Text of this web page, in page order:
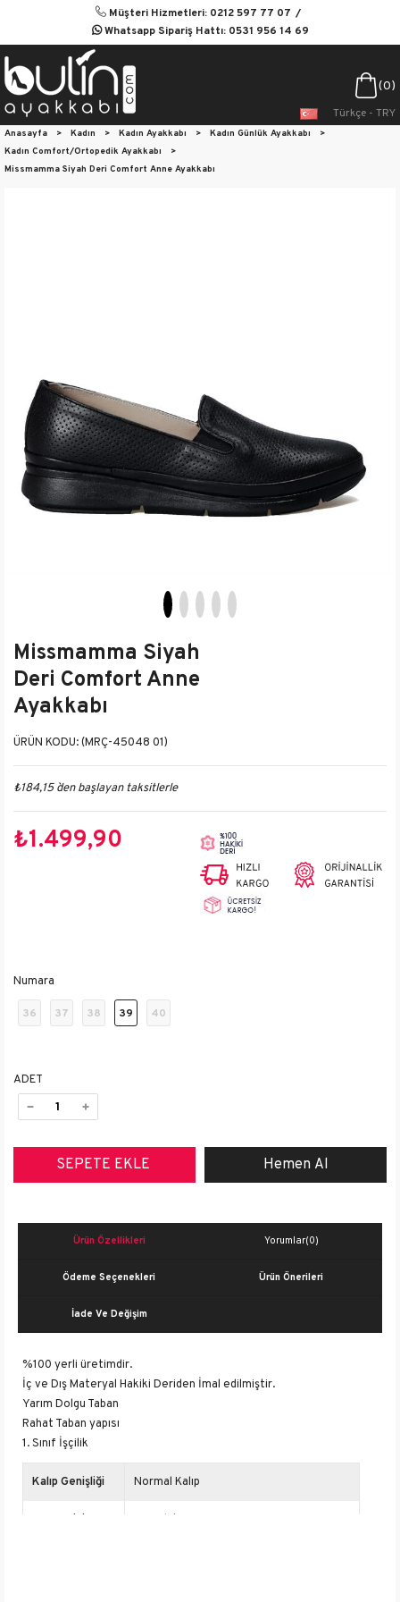
Müşteri Hizmetleri: 0212 597 77 07
Whatsapp Sipariş Hattı: 0531 956 14 69
0
Türkçe - TRY
Anasayfa > Kadın > Kadın Ayakkabı > Kadın Günlük Ayakkabı
>
Kadın Comfort/Ortopedik Ayakkabı
>
Missmamma Siyah Deri Comfort Anne Ayakkabı
Missmamma Siyah
Deri Comfort Anne
Ayakkabı
(MRÇ-45048 01)
₺184,15 `den başlayan taksitlerle
₺1.499,90
Numara
36 37 38 39 40
ADET
Ürün Özellikleri Yorumlar(0)
Ödeme Seçenekleri Ürün Önerileri
İade Ve Değişim
%100 yerli üretimdir.
İç ve Dış Materyal Hakiki Deriden İmal edilmiştir.
Yarım Dolgu Taban
Rahat Taban yapısı
1. Sınıf İşçilik
Kalıp Genişliği Normal Kalıp